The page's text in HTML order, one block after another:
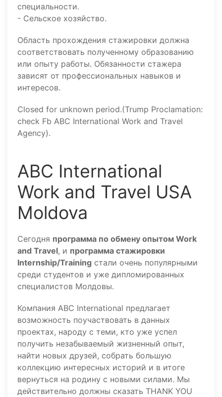
специальности.
- Сельское хозяйство.
Область прохождения стажировки должна
соответствовать полученному образованию
или опыту работы. Обязанности стажера
зависят от профессиональных навыков и
интересов.
Closed for unknown period.(Trump Proclamation:
check Fb ABC International Work and Travel
Agency).
АВС International
Work and Travel USA
Moldova
Сегодня программа по обмену опытом Work
and Travel, и программа стажировки
Internship/Training стали очень популярными
среди студентов и уже дипломированных
специалистов Молдовы.
Компания ABC International предлагает
возможность поучаствовать в данных
проектах, народу с теми, кто уже успел
получить незабываемый жизненный опыт,
найти новых друзей, собрать большую
коллекцию интересных историй и в итоге
вернуться на родину с новыми силами. Мы
действительно должны сказать THANK YOU